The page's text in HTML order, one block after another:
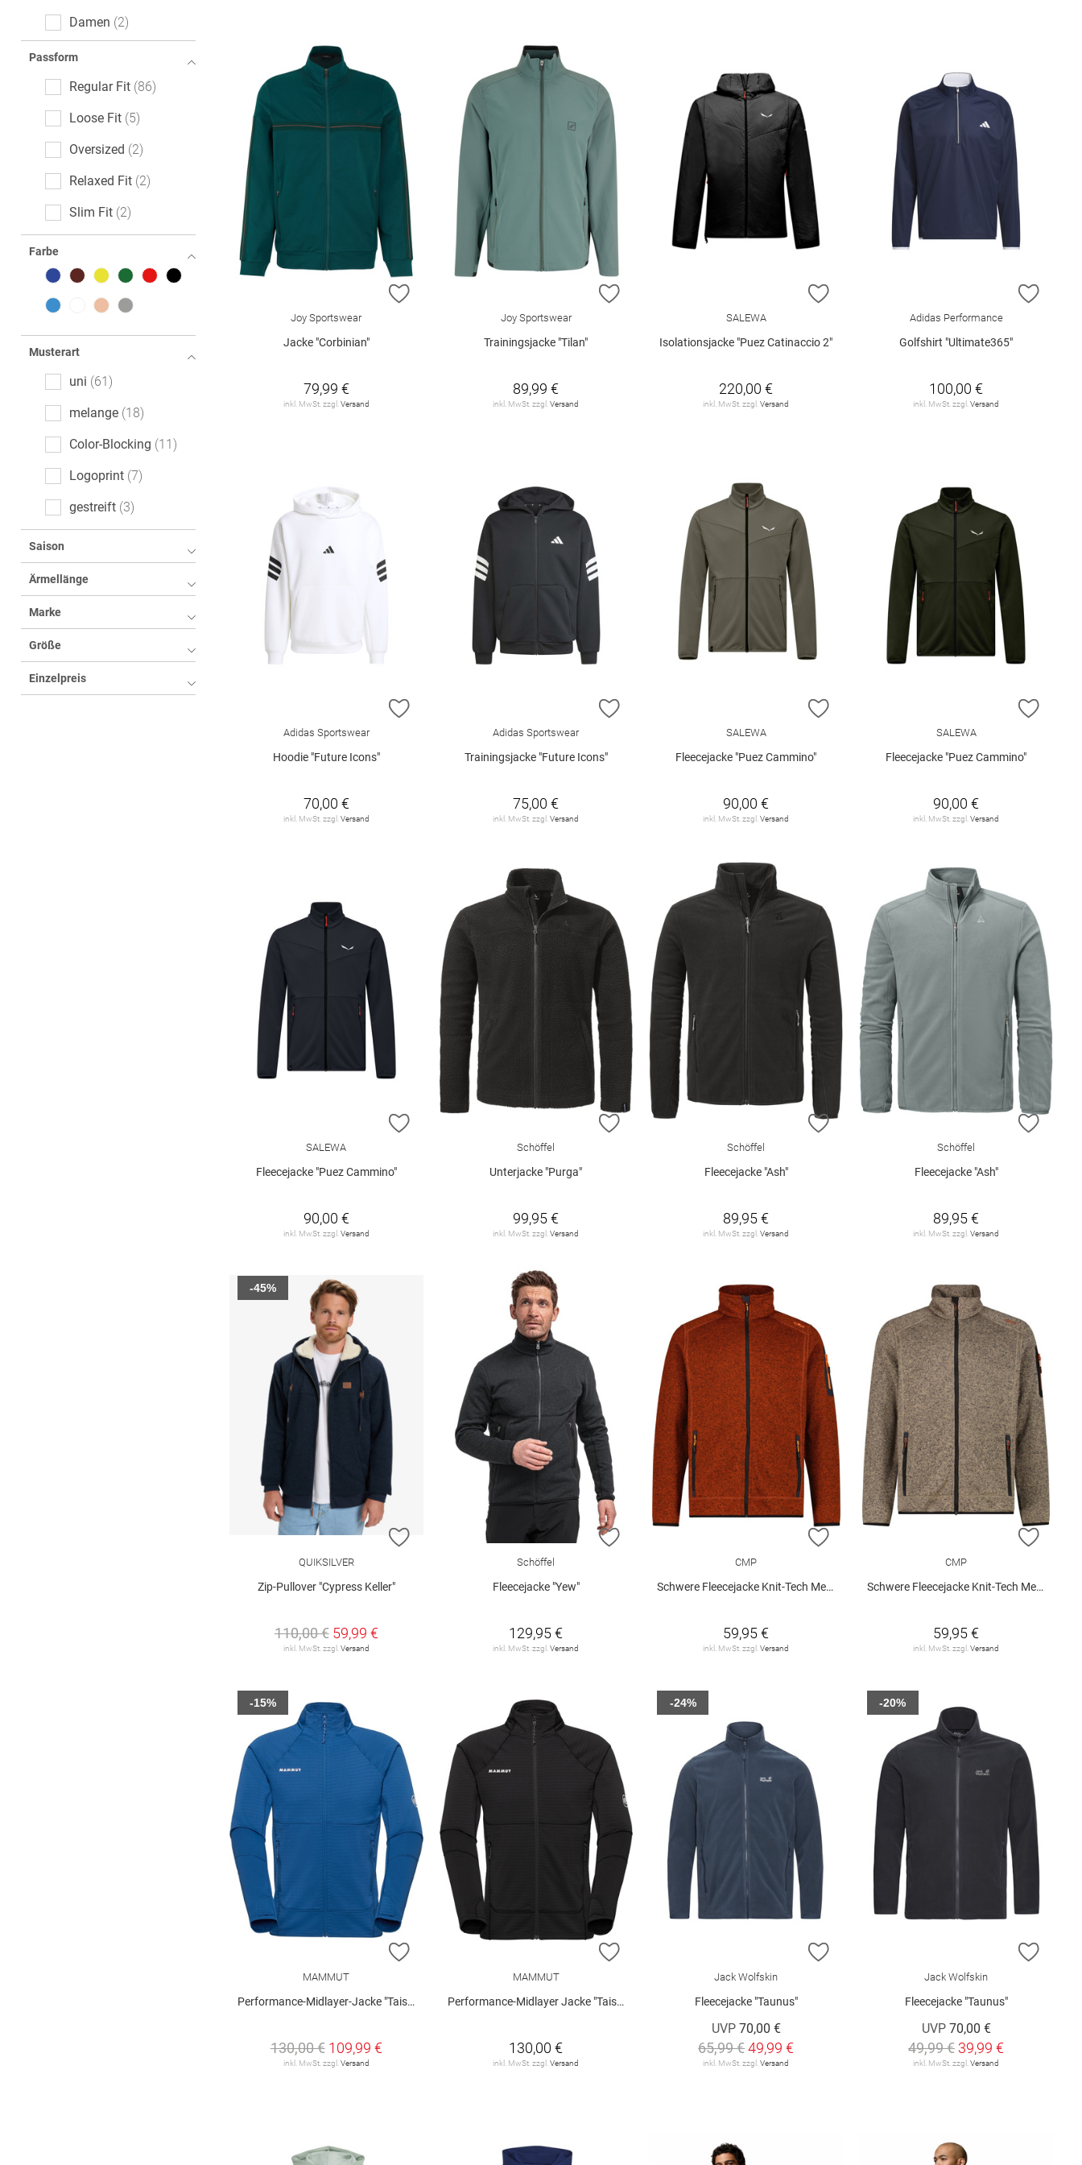
Damen 2
Passform
Regular Fit 86
Loose Fit 5
Oversized 2
Relaxed Fit 2
Slim Fit 2
Comfort Fit 1
Farbe
Musterart
uni 61
melange 18
Color-Blocking 11
Logoprint 7
gestreift 3
Motivprint 1
Mottoprint 1
kariert 1
Saison
Ärmellänge
Marke
Größe
Einzelpreis
ZUR WUNSCHLISTE HINZUFÜGEN
Joy Sportswear
Jacke "Corbinian"
79,99 €
inkl. MwSt. zzgl. Versand
ZUR WUNSCHLISTE HINZUFÜGEN
Joy Sportswear
Trainingsjacke "Tilan"
89,99 €
inkl. MwSt. zzgl.Versand
SALEWA
Isolationsjacke "Puez Catinaccio 2"
220,00 €
inkl. MwSt. zzgl.Versand
ZUR
Adidas Performance
Golfshirt "Ultimate365"
100,00 €
inkl. MwSt. zzgl.Versand
ZUR WUNSCHLISTE HINZUFÜGEN
Adidas Sportswear
Hoodie "Future Icons"
70,00 €
inkl. MwSt. zzgl. Versand
ZUR WUNSCHLISTE HINZUFÜGEN
Adidas Sportswear
Trainingsjacke "Future Icons"
75,00 €
inkl. MwSt. zzgl.Versand
SALEWA
Fleecejacke "Puez Cammino"
90,00 €
inkl. MwSt. zzgl.Versand
ZUR
SALEWA
Fleecejacke "Puez Cammino"
90,00 €
inkl. MwSt. zzgl.Versand
ZUR WUNSCHLISTE HINZUFÜGEN
SALEWA
Fleecejacke "Puez Cammino"
90,00 €
inkl. MwSt. zzgl. Versand
ZUR WUNSCHLISTE HINZUFÜGEN
Schöffel
Unterjacke "Purga"
99,95 €
inkl. MwSt. zzgl.Versand
ZUR WUNSCHLISTE HINZUFÜGEN
Schöffel
Fleecejacke "Ash"
89,95 €
inkl. MwSt. zzgl.Versand
ZUR
Schöffel
Fleecejacke "Ash"
89,95 €
inkl. MwSt. zzgl.Versand
ZUR WUNSCHLISTE HINZUFÜGEN
QUIKSILVER
Zip-Pullover "Cypress Keller"
110,00 € 59,99 €
inkl. MwSt. zzgl. Versand
-45%
ZUR WUNSCHLISTE HINZUFÜGEN
Schöffel
Fleecejacke "Yew"
129,95 €
inkl. MwSt. zzgl.Versand
CMP
Schwere Fleecejacke Knit-Tech Meliert
59,95 €
inkl. MwSt. zzgl.Versand
ZUR
CMP
Schwere Fleecejacke Knit-Tech Meliert
59,95 €
inkl. MwSt. zzgl.Versand
ZUR WUNSCHLISTE HINZUFÜGEN
MAMMUT
Performance-Midlayer-Jacke "Taiss"
130,00 € 109,99 €
inkl. MwSt. zzgl. Versand
-15%
ZUR WUNSCHLISTE HINZUFÜGEN
MAMMUT
Performance-Midlayer Jacke "Taiss"
130,00 €
inkl. MwSt. zzgl.Versand
Jack Wolfskin
Fleecejacke "Taunus"
UVP 70,00 €
65,99 €49,99 €
inkl. MwSt. zzgl.Versand
-24%
ZUR
Jack Wolfskin
Fleecejacke "Taunus"
UVP 70,00 €
49,99 € 39,99 €
inkl. MwSt. zzgl.Versand
-20%